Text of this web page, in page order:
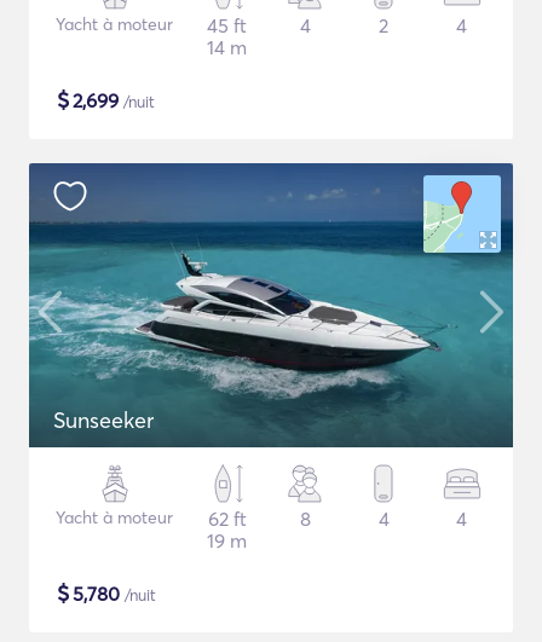
Yacht à moteur
45 ft
14 m
4 2 4
$2,699 /nuit
Sunseeker
Yacht à moteur
62 ft
19 m
8 4 4
$5,780 /nuit